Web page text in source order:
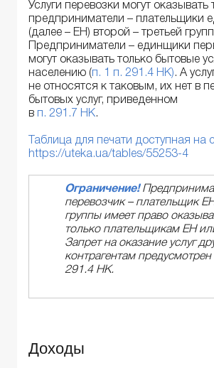
Услуги перевозки могут оказывать
предприниматели – плательщики
(далее – ЕН) второй – третьей
Предприниматели – единщики
могут оказывать только бытовые
населению ( п. 1 п. 291.4 НК) . А
не относятся к таковым, их нет в
бытовых услуг, приведенном
в п. 291.7 НК.
Таблица для печати доступная на
https://uteka.ua/tables/55253-4
Ограничение!
перевозчик – плательщик
группы имеет право
только плательщикам ЕН
Запрет на оказание услуг
контрагентам
291.4 НК.
Доходы